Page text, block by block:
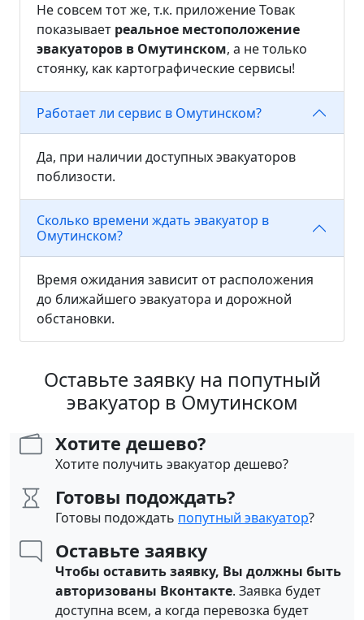
Не совсем тот же, т.к. приложение Товак
показывает реальное местоположение
эвакуаторов в Омутинском, а не только
стоянку, как картографические сервисы!
Работает ли сервис в Омутинском?
Да, при наличии доступных эвакуаторов
поблизости.
Сколько времени ждать эвакуатор в
Омутинском?
Время ожидания зависит от расположения
до ближайшего эвакуатора и дорожной
обстановки.
Оставьте заявку на попутный
эвакуатор в Омутинском
Хотите дешево?
Хотите получить эвакуатор дешево?
Готовы подождать?
Готовы подождать попутный эвакуатор?
Оставьте заявку
Чтобы оставить заявку, Вы должны быть
авторизованы Вконтакте. Заявка будет
доступна всем, а когда перевозка будет